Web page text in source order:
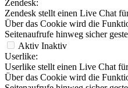
Aktiv Inaktiv
Statistiken
Aktiv Inaktiv
Für Statistiken und Shop-
Google Analytics